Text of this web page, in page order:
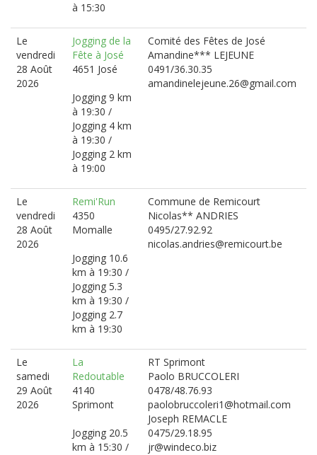
à 15:30
Le
vendredi
28 Août
2026
Jogging de la
Fête à José
4651 José
Jogging 9 km
à 19:30 /
Jogging 4 km
à 19:30 /
Jogging 2 km
à 19:00
Comité des Fêtes de José
Amandine*** LEJEUNE
0491/36.30.35
amandinelejeune.26@gmail.com
Le
vendredi
28 Août
2026
Remi'Run
4350
Momalle
Jogging 10.6
km à 19:30 /
Jogging 5.3
km à 19:30 /
Jogging 2.7
km à 19:30
Commune de Remicourt
Nicolas** ANDRIES
0495/27.92.92
nicolas.andries@remicourt.be
Le
samedi
29 Août
2026
La
Redoutable
4140
Sprimont
Jogging 20.5
km à 15:30 /
RT Sprimont
Paolo BRUCCOLERI
0478/48.76.93
paolobruccoleri1@hotmail.com
Joseph REMACLE
0475/29.18.95
jr@windeco.biz